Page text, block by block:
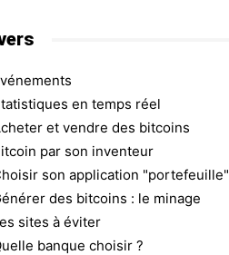
en temps réel
et vendre des bitcoins
par son inventeur
son application "portefeuille"
des bitcoins : le minage
sites à éviter
banque choisir ?